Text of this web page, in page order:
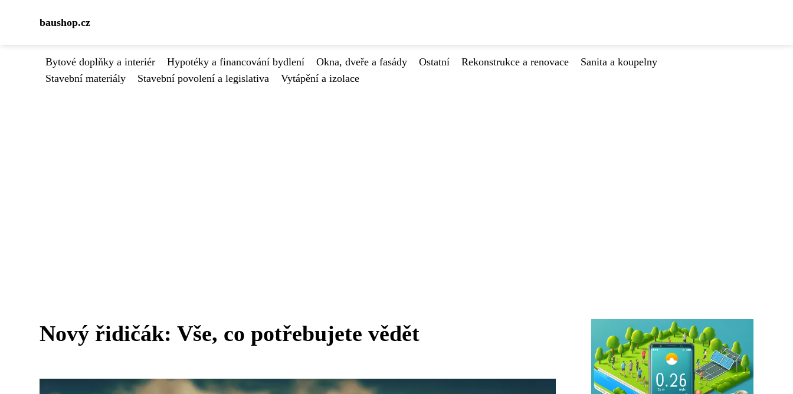
baushop.cz
Bytové doplňky a interiér Hypotéky a financování bydlení Okna, dveře a fasády Ostatní Rekonstrukce a renovace
Sanita a koupelny
Stavební materiály
Stavební povolení a legislativa Vytápění a izolace
Nový řidičák: Vše, co potřebujete vědět